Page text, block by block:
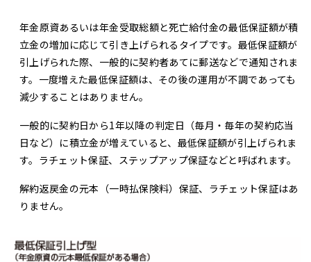
年金原資あるいは年金受取総額と死亡給付金の最低保証額が積
立金の増加に応じて引き上げられるタイプです。最低保証額が
引上げられた際、一般的に契約者あてに郵送などで通知されま
す。一度増えた最低保証額は、その後の運用が不調であっても
減少することはありません。
一般的に契約日から1年以降の判定日（毎月・毎年の契約応当
日など）に積立金が増えていると、最低保証額が引上げられま
す。ラチェット保証、ステップアップ保証などと呼ばれます。
解約返戻金の元本（一時払保険料）保証、ラチェット保証はあ
りません。